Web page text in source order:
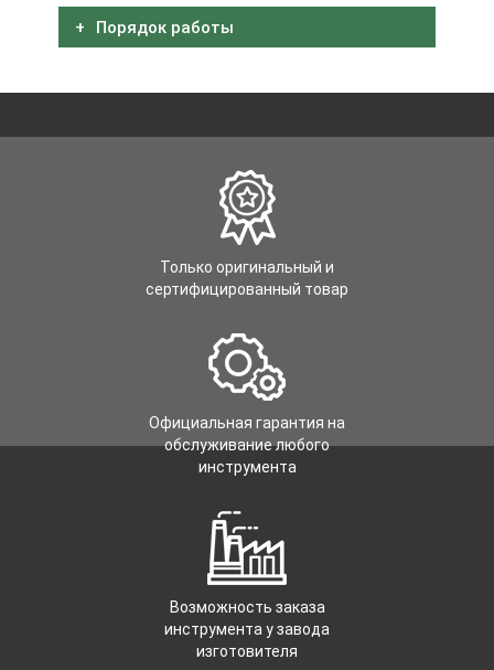
Порядок работы
Только оригинальный и
сертифицированный товар
Официальная гарантия на
обслуживание любого
инструмента
Возможность заказа
инструмента у завода
изготовителя